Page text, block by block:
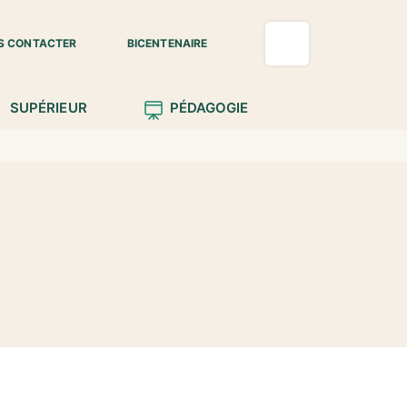
CONTACTER BICENTENAIRE
SUPÉRIEUR PÉDAGOGIE